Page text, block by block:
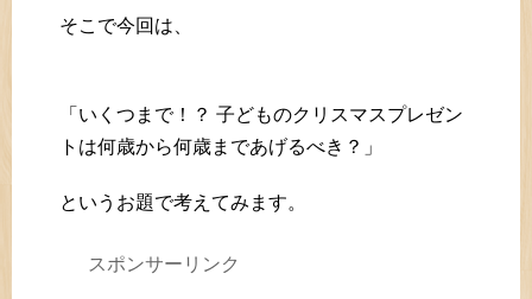
そこで今回は、
「いくつまで！？ 子どものクリスマスプレゼン
トは何歳から何歳まであげるべき？」
というお題で考えてみます。
スポンサーリンク